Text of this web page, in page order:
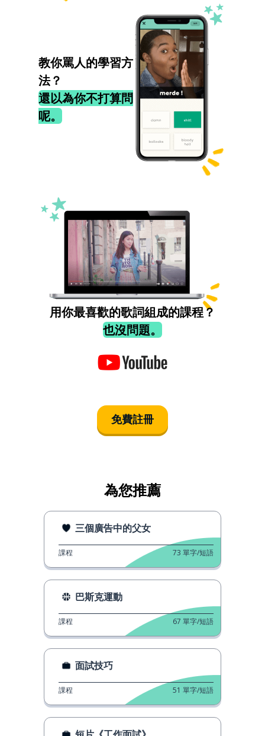
教你罵人的學習方
法？
還以為你不打算問
呢。
用你最喜歡的歌詞組成的課程？
也沒問題。
免費註冊
為您推薦
三個廣告中的父女
課程 73 單字/短語
巴斯克運動
課程 67 單字/短語
面試技巧
課程 51 單字/短語